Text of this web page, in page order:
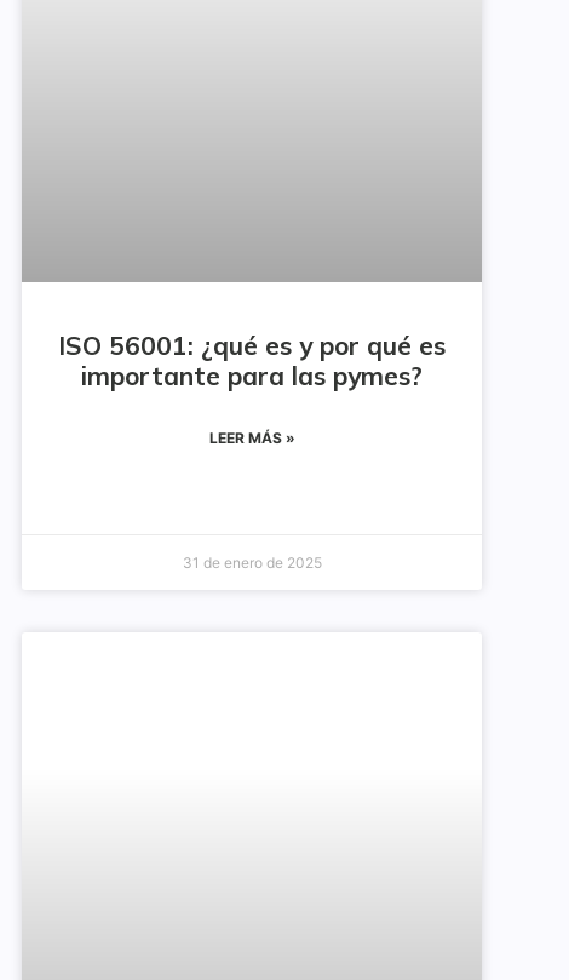
ISO 56001: ¿qué es y por qué es
importante para las pymes?
LEER MÁS »
31 de enero de 2025